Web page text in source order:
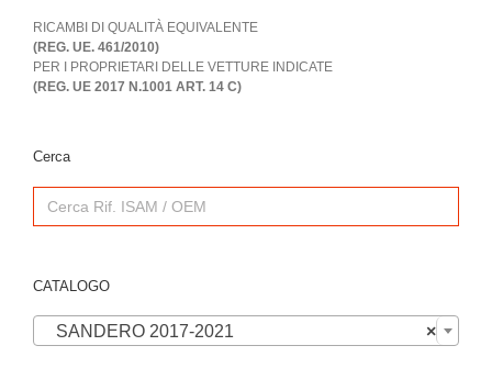
RICAMBI DI QUALITÀ EQUIVALENTE
(REG. UE. 461/2010)
PER I PROPRIETARI DELLE VETTURE INDICATE
(REG. UE 2017 N.1001 ART. 14 C)
Cerca
Search
for:
CATALOGO
×
SANDERO 2017-2021